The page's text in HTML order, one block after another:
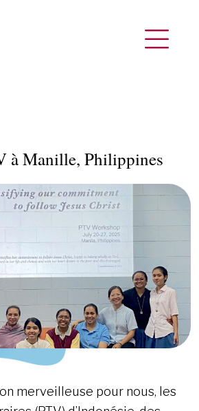
à Manille, Philippines
merveilleuse pour nous, les